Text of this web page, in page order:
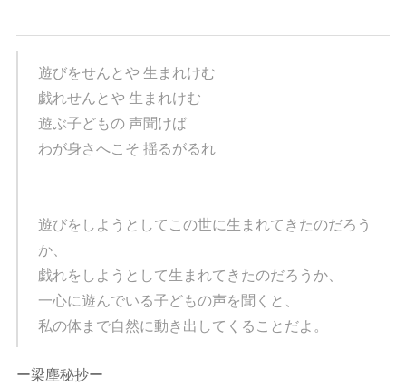
遊びをせんとや 生まれけむ
戯れせんとや 生まれけむ
遊ぶ子どもの 声聞けば
わが身さへこそ 揺るがるれ
遊びをしようとしてこの世に生まれてきたのだろう
か、
戯れをしようとして生まれてきたのだろうか、
一心に遊んでいる子どもの声を聞くと、
私の体まで自然に動き出してくることだよ。
ー梁塵秘抄ー